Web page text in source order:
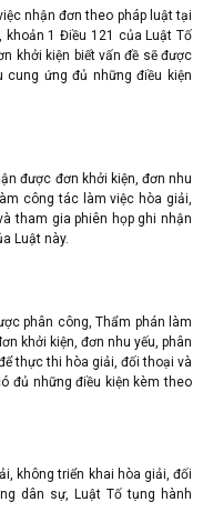
nhận đơn theo pháp luật tại
1 Điều 121 của Luật Tố
khởi kiện biết vấn đề sẽ được
ứng đủ những điều kiện
được đơn khởi kiện, đơn nhu
công tác làm việc hòa giải,
tham gia phiên họp ghi nhận
Luật này.
phân công, Thẩm phán làm
khởi kiện, đơn nhu yếu, phân
thực thi hòa giải, đối thoại và
đủ những điều kiện kèm theo
không triển khai hòa giải, đối
dân sự, Luật Tố tụng hành